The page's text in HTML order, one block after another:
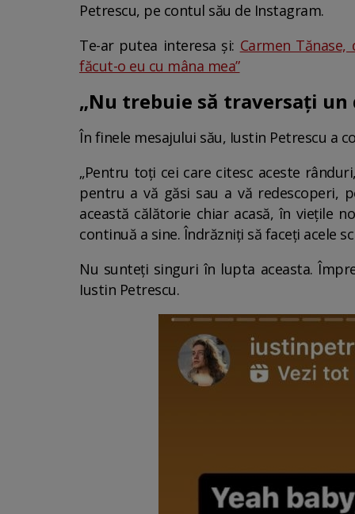
Petrescu, pe contul său de Instagram.
Te-ar putea interesa și: Carmen
făcut-o eu cu mâna mea”
„Nu trebuie să traversați
În finele mesajului său, Iustin Petrescu a
„Pentru toți cei care citesc aceste
pentru a vă găsi sau a vă redescoperi,
această călătorie chiar acasă, în viețile
continuă a sine. Îndrăzniți să faceți acele
Nu sunteți singuri în lupta aceasta.
Iustin Petrescu.